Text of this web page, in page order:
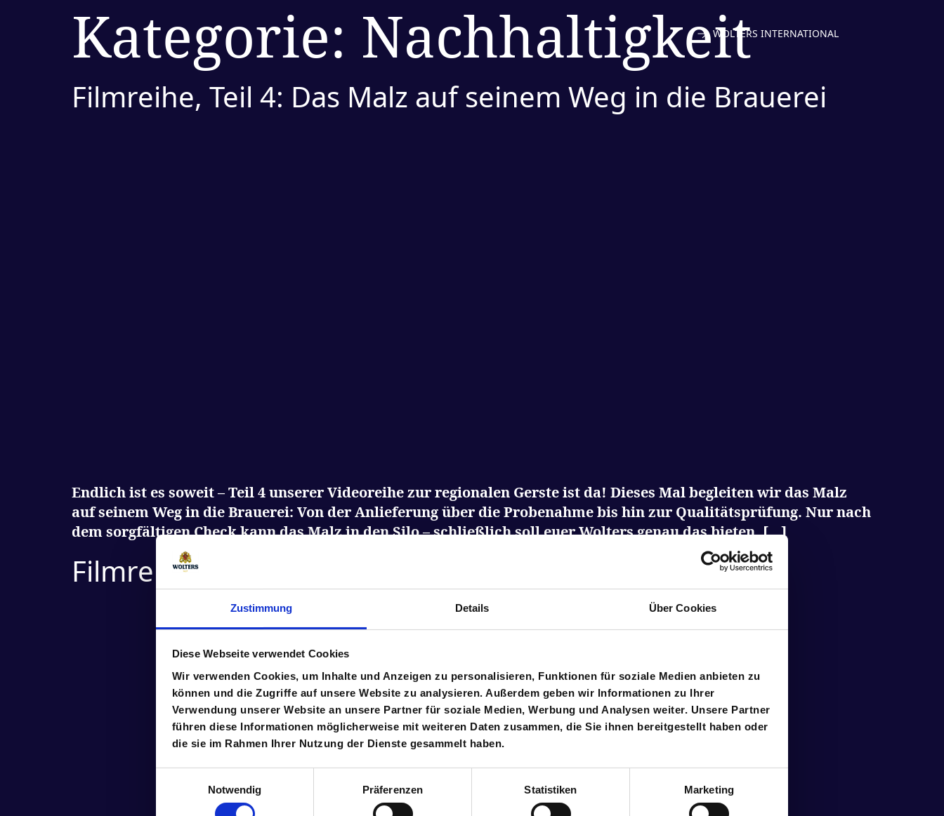
Zustimmung Details Über Cookies
Diese Webseite verwendet Cookies
Wir verwenden Cookies, um Inhalte und Anzeigen zu personalisieren, Funktionen für soziale Medien anbieten zu
können und die Zugriffe auf unsere Website zu analysieren. Außerdem geben wir Informationen zu Ihrer
Verwendung unserer Website an unsere Partner für soziale Medien, Werbung und Analysen weiter. Unsere Partner
führen diese Informationen möglicherweise mit weiteren Daten zusammen, die Sie ihnen bereitgestellt haben oder
die sie im Rahmen Ihrer Nutzung der Dienste gesammelt haben.
Notwendig
Präferenzen Statistiken Marketing
WOLTERS INTERNATIONAL
Kategorie: Nachhaltigkeit
Filmreihe, Teil 4: Das Malz auf seinem Weg in die Brauerei
Endlich ist es soweit – Teil 4 unserer Videoreihe zur regionalen Gerste ist da! Dieses Mal begleiten wir das Malz
auf seinem Weg in die Brauerei: Von der Anlieferung über die Probenahme bis hin zur Qualitätsprüfung. Nur nach
dem sorgfältigen Check kann das Malz in den Silo – schließlich soll euer Wolters genau das bieten, […]
Filmreihe: Braugerste aus der Region